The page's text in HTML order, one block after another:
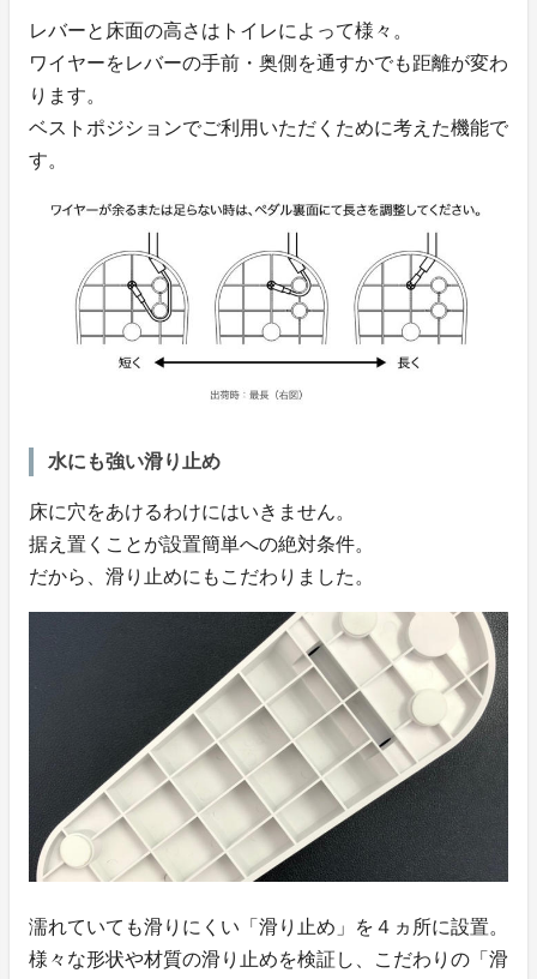
レバーと床面の高さはトイレによって様々。
ワイヤーをレバーの手前・奥側を通すかでも距離が変わ
ります。
ベストポジションでご利用いただくために考えた機能で
す。
水にも強い滑り止め
床に穴をあけるわけにはいきません。
据え置くことが設置簡単への絶対条件。
だから、滑り止めにもこだわりました。
濡れていても滑りにくい「滑り止め」を４ヵ所に設置。
様々な形状や材質の滑り止めを検証し、こだわりの「滑